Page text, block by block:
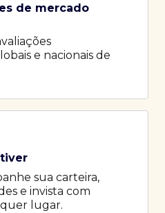
de mercado
e nacionais de
sua carteira,
e invista com
lugar.